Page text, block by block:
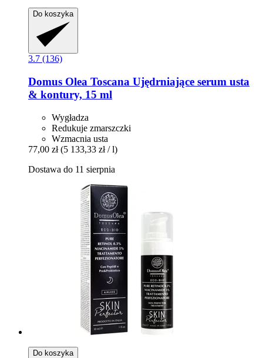
Do koszyka
3.7 (136)
Domus Olea Toscana Ujędrniające serum usta
& kontury, 15 ml
Wygładza
Redukuje zmarszczki
Wzmacnia usta
77,00 zł (5 133,33 zł / l)
Dostawa do 11 sierpnia
Do koszyka